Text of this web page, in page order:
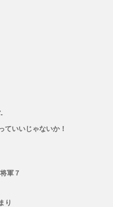
ていいじゃないか！
軍７
り